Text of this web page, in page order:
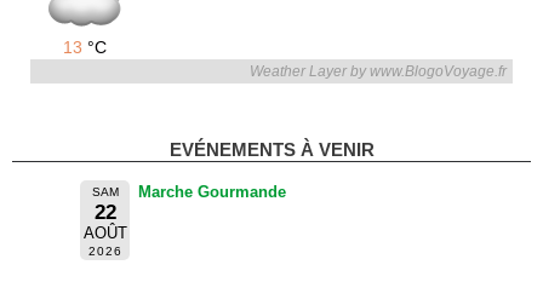
13 °C
Weather Layer by www.BlogoVoyage.fr
EVÉNEMENTS À VENIR
SAM
22
AOÛT
2026
Marche Gourmande